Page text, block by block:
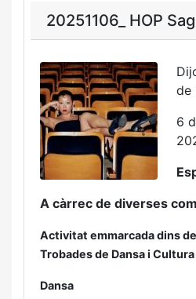
20251106_ HOP
de
6
A càrrec de diverses
Activitat emmarcada dins
Trobades de Dansa i
Dansa